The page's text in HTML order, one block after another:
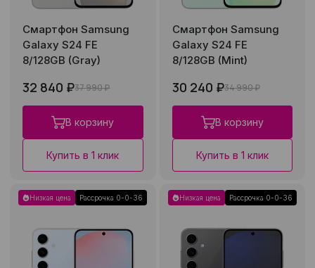
Смартфон Samsung
Galaxy S24 FE
8/128GB (Gray)
32 840 ₽37 990 ₽
В корзину
Купить в 1 клик
Смартфон Samsung
Galaxy S24 FE
8/128GB (Mint)
30 240 ₽34 990 ₽
В корзину
Купить в 1 клик
Низкая цена Рассрочка 0-0-36 Низкая цена Рассрочка 0-0-36